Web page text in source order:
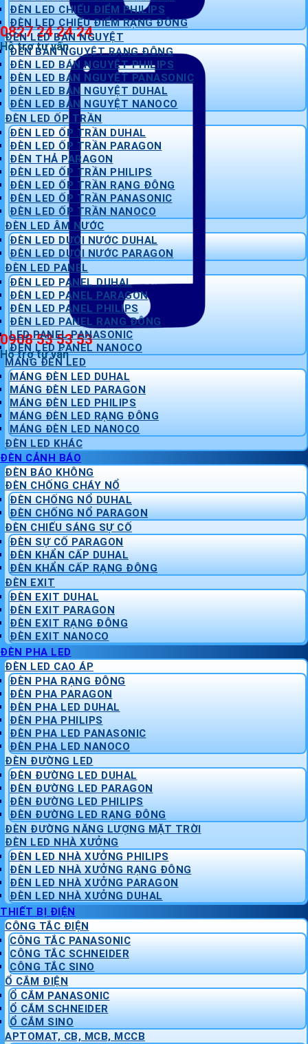
0827 24 24 24
Hỗ trợ tư vấn
0908 53 53 53
Hỗ trợ tư vấn
ĐÈN LED CHIẾU ĐIỂM PHILIPS
ĐÈN LED CHIẾU ĐIỂM RẠNG ĐÔNG
ĐÈN LED BÁN NGUYỆT
ĐÈN BÁN NGUYỆT RẠNG ĐÔNG
ĐÈN LED BÁN NGUYỆT PHILIPS
ĐÈN LED BÁN NGUYỆT PANASONIC
ĐÈN LED BÁN NGUYỆT DUHAL
ĐÈN LED BÁN NGUYỆT NANOCO
ĐÈN LED ỐP TRẦN
ĐÈN LED ỐP TRẦN DUHAL
ĐÈN LED ỐP TRẦN PARAGON
ĐÈN THẢ PARAGON
ĐÈN LED ỐP TRẦN PHILIPS
ĐÈN LED ỐP TRẦN RẠNG ĐÔNG
ĐÈN LED ỐP TRẦN PANASONIC
ĐÈN LED ỐP TRẦN NANOCO
ĐÈN LED ÂM NƯỚC
ĐÈN LED DƯỚI NƯỚC DUHAL
ĐÈN LED DƯỚI NƯỚC PARAGON
ĐÈN LED PANEL
ĐÈN LED PANEL DUHAL
ĐÈN LED PANEL PARAGON
ĐÈN LED PANEL PHILIPS
ĐÈN LED PANEL RẠNG ĐÔNG
LED PANEL PANASONIC
ĐÈN LED PANEL NANOCO
MÁNG ĐÈN LED
MÁNG ĐÈN LED DUHAL
MÁNG ĐÈN LED PARAGON
MÁNG ĐÈN LED PHILIPS
MÁNG ĐÈN LED RẠNG ĐÔNG
MÁNG ĐÈN LED NANOCO
ĐÈN LED KHÁC
ĐÈN CẢNH BÁO
ĐÈN BÁO KHÔNG
ĐÈN CHỐNG CHÁY NỔ
ĐÈN CHỐNG NỔ DUHAL
ĐÈN CHỐNG NỔ PARAGON
ĐÈN CHIẾU SÁNG SỰ CỐ
ĐÈN SỰ CỐ PARAGON
ĐÈN KHẨN CẤP DUHAL
ĐÈN KHẨN CẤP RẠNG ĐÔNG
ĐÈN EXIT
ĐÈN EXIT DUHAL
ĐÈN EXIT PARAGON
ĐÈN EXIT RẠNG ĐÔNG
ĐÈN EXIT NANOCO
ĐÈN PHA LED
ĐÈN LED CAO ÁP
ĐÈN PHA RẠNG ĐÔNG
ĐÈN PHA PARAGON
ĐÈN PHA LED DUHAL
ĐÈN PHA PHILIPS
ĐÈN PHA LED PANASONIC
ĐÈN PHA LED NANOCO
ĐÈN ĐƯỜNG LED
ĐÈN ĐƯỜNG LED DUHAL
ĐÈN ĐƯỜNG LED PARAGON
ĐÈN ĐƯỜNG LED PHILIPS
ĐÈN ĐƯỜNG LED RẠNG ĐÔNG
ĐÈN ĐƯỜNG NĂNG LƯỢNG MẶT TRỜI
ĐÈN LED NHÀ XƯỞNG
ĐÈN LED NHÀ XƯỞNG PHILIPS
ĐÈN LED NHÀ XƯỞNG RẠNG ĐÔNG
ĐÈN LED NHÀ XƯỞNG PARAGON
ĐÈN LED NHÀ XƯỞNG DUHAL
THIẾT BỊ ĐIỆN
CÔNG TẮC ĐIỆN
CÔNG TẮC PANASONIC
CÔNG TẮC SCHNEIDER
CÔNG TẮC SINO
Ổ CẮM ĐIỆN
Ổ CẮM PANASONIC
Ổ CẮM SCHNEIDER
Ổ CẮM SINO
APTOMAT, CB, MCB, MCCB